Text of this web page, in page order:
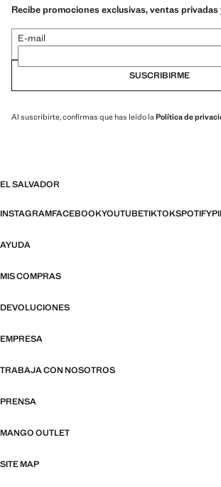
Recibe promociones exclusivas, ventas
E-mail
SUSCRIBIRME
Al suscribirte, confirmas que has leído la Política de
EL SALVADOR
INSTAGRAMFACEBOOKYOUTUBETIKTOKSPOTIFY
AYUDA
MIS COMPRAS
DEVOLUCIONES
EMPRESA
TRABAJA CON NOSOTROS
PRENSA
MANGO OUTLET
SITE MAP